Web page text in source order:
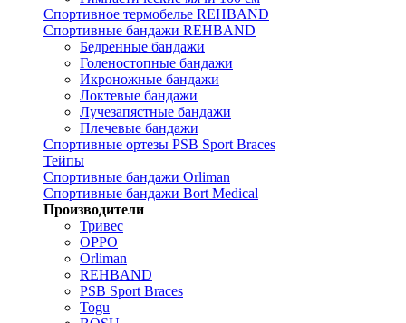
Спортивное термобелье REHBAND
Спортивные бандажи REHBAND
Бедренные бандажи
Голеностопные бандажи
Икроножные бандажи
Локтевые бандажи
Лучезапястные бандажи
Плечевые бандажи
Спортивные ортезы PSB Sport Braces
Тейпы
Спортивные бандажи Orliman
Спортивные бандажи Bort Medical
Производители
Тривес
OPPO
Orliman
REHBAND
PSB Sport Braces
Togu